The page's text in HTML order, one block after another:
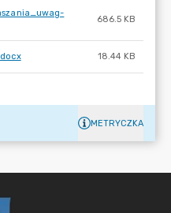
686.5 KB
18.44 KB
METRYCZKA